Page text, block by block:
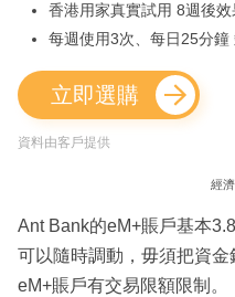
香港用家真實試用 8週後
每週使用3次、每日25分鐘
立即選購
資料由客戶提供
經
Ant Bank的eM+賬戶基本
可以隨時調動，毋須把資
eM+賬戶有交易限額限制。